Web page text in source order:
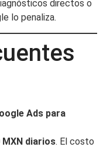
directos o
lo penaliza.
Ads para
MXN diarios. El costo